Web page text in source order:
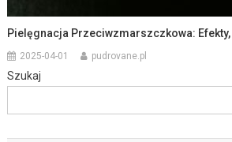
Pielęgnacja Przeciwzmarszczkowa: Efekty,
2025-04-01 pudrovane.pl
Szukaj